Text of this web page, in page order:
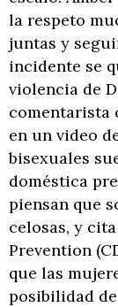
la respeto
juntas y
incidente se
violencia de
comentarista
en un video
bisexuales
doméstica
piensan que
celosas, y
Prevention
que las
posibilidad